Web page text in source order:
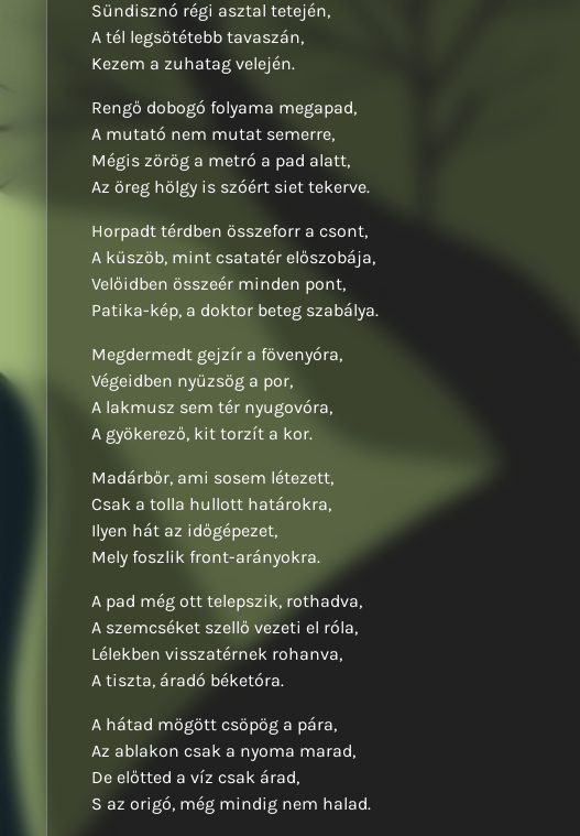
Sündisznó régi asztal tetején,
A tél legsötétebb tavaszán,
Kezem a zuhatag velején.
Rengő dobogó folyama megapad,
A mutató nem mutat semerre,
Mégis zörög a metró a pad alatt,
Az öreg hölgy is szóért siet tekerve.
Horpadt térdben összeforr a csont,
A küszöb, mint csatatér előszobája,
Velőidben összeér minden pont,
Patika-kép, a doktor beteg szabálya.
Megdermedt gejzír a fövenyóra,
Végeidben nyüzsög a por,
A lakmusz sem tér nyugovóra,
A gyökerező, kit torzít a kor.
Madárbőr, ami sosem létezett,
Csak a tolla hullott határokra,
Ilyen hát az időgépezet,
Mely foszlik front-arányokra.
A pad még ott telepszik, rothadva,
A szemcséket szellő vezeti el róla,
Lélekben visszatérnek rohanva,
A tiszta, áradó béketóra.
A hátad mögött csöpög a pára,
Az ablakon csak a nyoma marad,
De előtted a víz csak árad,
S az origó, még mindig nem halad.